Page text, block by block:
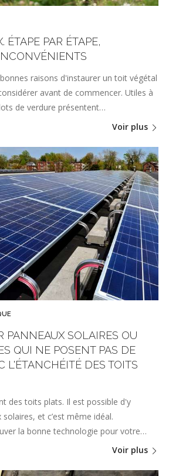
ÉTAPE PAR ÉTAPE,
raisons d'instaurer un toit végétal
avant de commencer. Utiles à
de verdure présentent…
Voir plus
PANNEAUX SOLAIRES OU
QUI NE POSENT PAS DE
L'ÉTANCHÉITÉ DES TOITS
des toits plats. Il est possible d'y
et c’est même idéal.
la bonne technologie pour votre…
Voir plus